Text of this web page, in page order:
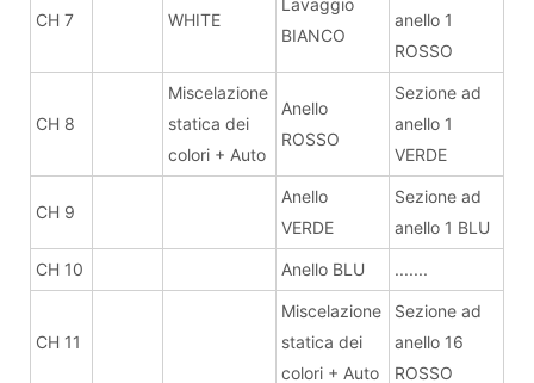
CH 7 WHITE
BIANCO
anello 1
ROSSO
CH 8
Miscelazione
statica dei
colori + Auto
Anello
ROSSO
Sezione ad
anello 1
VERDE
CH 9
Anello
VERDE
Sezione ad
anello 1 BLU
CH 10 Anello BLU .......
CH 11
Miscelazione
statica dei
colori + Auto
Sezione ad
anello 16
ROSSO